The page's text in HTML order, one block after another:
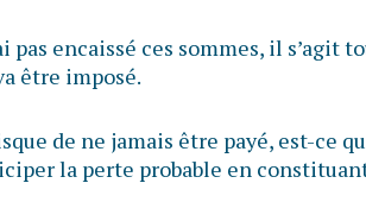
pas encaissé ces sommes, il s’agit
être imposé.
de ne jamais être payé, est-ce
la perte probable en